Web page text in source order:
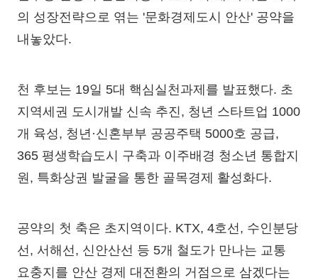
의 성장전략으로 엮는 '문화경제도시 안산' 공약을
내놓았다.
천 후보는 19일 5대 핵심실천과제를 발표했다. 초
지역세권 도시개발 신속 추진, 청년 스타트업 1000
개 육성, 청년·신혼부부 공공주택 5000호 공급,
365 평생학습도시 구축과 이주배경 청소년 통합지
원, 특화상권 발굴을 통한 골목경제 활성화다.
공약의 첫 축은 초지역이다. KTX, 4호선, 수인분당
선, 서해선, 신안산선 등 5개 철도가 만나는 교통
요충지를 안산 경제 대전환의 거점으로 삼겠다는